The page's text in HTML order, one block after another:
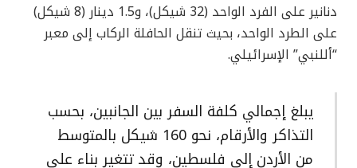
دنانير على الفرد الواحد (32 شيكل)، و1.5 دينار (8 شيكل)
على الطرد الواحد، بحيث تنقل الحافلة الركاب إلى معبر
“أللنبي” الإسرائيلي.
يبلغ إجمالي كلفة السفر بين الجانبين، بحسب
التذاكر والأرقام، نحو 160 شيكل بالمتوسط
من الأردن إلى فلسطين، وقد تتغير بناء على